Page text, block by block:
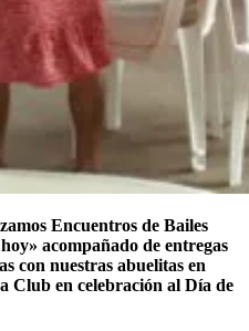
Encuentros de Bailes
acompañado de entregas
con nuestras abuelitas en
Club en celebración al Día de